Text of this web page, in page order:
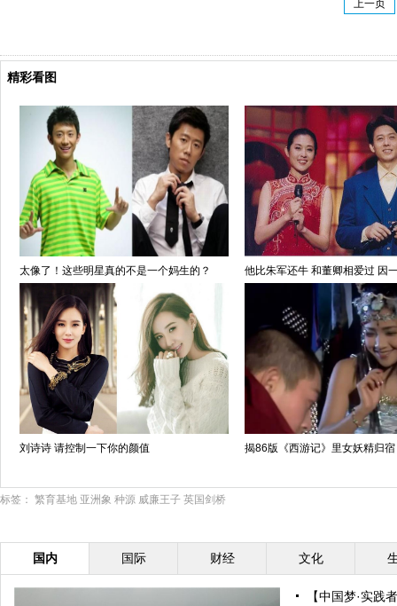
上一页
精彩看图
太像了！这些明星真的不是一个妈生的？ 他比朱军还牛 和董卿相爱过 因
刘诗诗 请控制一下你的颜值 揭86版《西游记》里女妖精归
标签： 繁育基地 亚洲象 种源 威廉王子 英国剑桥
国内 国际 财经 文化
【中国梦·实践